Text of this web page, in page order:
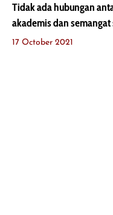
Tidak ada hubungan
akademis dan
17 October 2021